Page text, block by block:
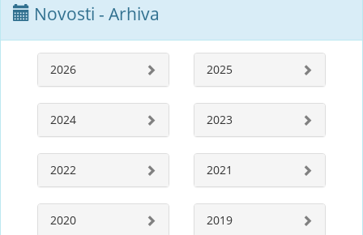
Novosti - Arhiva
2026 2025
2024 2023
2022 2021
2020 2019